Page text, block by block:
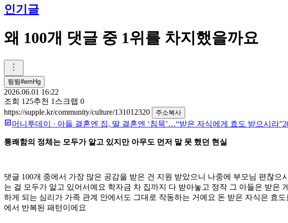
인기글
왜 100개 댓글 중 1위를 차지했을까요
뜀뜀#emHg
2026.06.01 16:22
조회 125추천 1 스크랩 0
https://supple.kr/community/culture/131012320
주소복사
머니투데이 · 아들 결혼엔 집, 딸 결혼엔 ‘침묵’…“받은 자식에게 효도 받으시라”
통쾌함의 정체는 모두가 알고 있지만 아무도 먼저 말 못 했던 현실
댓글 100개 중에서 가장 많은 공감을 받은 건 지원 받았으니 나중에 부모님 편찮
는 걸 모두가 알고 있어서예요 학자금 차 집까지 다 받아놓고 정작 그 아들은 받
하게 되는 심리가 가족 관계 안에서도 그대로 작동하는 거예요 돈 받은 자식은 효
에서 반복된 패턴이에요